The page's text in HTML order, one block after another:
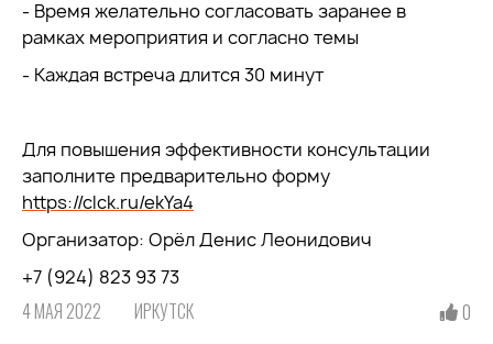
- Время желательно согласовать заранее в
рамках мероприятия и согласно темы
- Каждая встреча длится 30 минут
Для повышения эффективности консультации
заполните предварительно форму
https://clck.ru/ekYa4
Организатор: Орёл Денис Леонидович
+7 (924) 823 93 73
4 МАЯ 2022 ИРКУТСК 0